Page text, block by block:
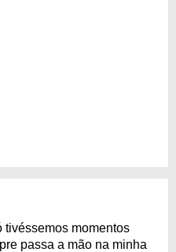
tivéssemos momentos
passa a mão na minha